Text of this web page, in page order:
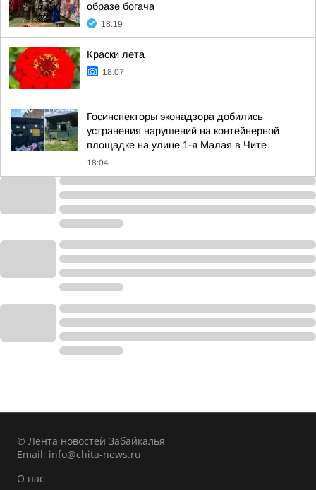
образе богача
18:19
Краски лета
18:07
Госинспекторы эконадзора добились
устранения нарушений на контейнерной
площадке на улице 1-я Малая в Чите
18:04
© Лента новостей Забайкалья
Email: info@chita-news.ru
О нас